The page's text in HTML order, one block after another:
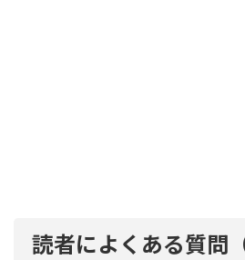
読者によくある質問（